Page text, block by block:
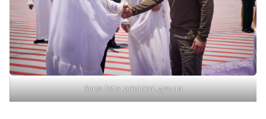
Sursa foto: president.gov.ua